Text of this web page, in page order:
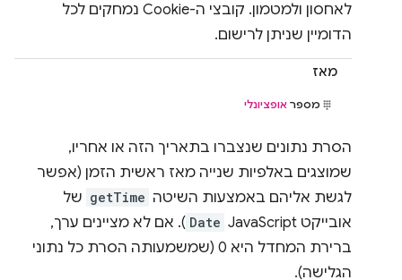
לאחסון ולמטמון. קובצי ה-Cookie נמחקים לכל
הדומיין שניתן לרישום.
מאז
מספר אופציונלי
הסרת נתונים שנצברו בתאריך הזה או אחריו,
שמוצגים באלפיות שנייה מאז ראשית הזמן (אפשר
לגשת אליהם באמצעות השיטה getTime של
אובייקט JavaScript
Date ). אם לא מציינים ערך,
ברירת המחדל היא 0 (שמשמעותה הסרת כל נתוני
הגלישה).